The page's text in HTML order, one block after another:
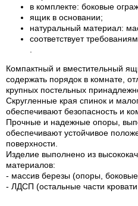
в комплекте: боковые
ящик в основании;
натуральный материал:
соответствует
Компактный и вместительный
содержать порядок в комнате,
крупных постельных
Скругленные края спинок и
обеспечивают безопасность и
Прочные и надежные опоры,
обеспечивают устойчивое
поверхности.
Изделие выполнено из
материалов:
- массив березы (опоры, боковые
- ЛДСП (остальные части